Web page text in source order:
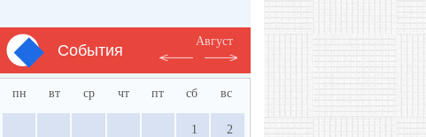
События
Август
пн вт ср чт пт сб вс
1 2